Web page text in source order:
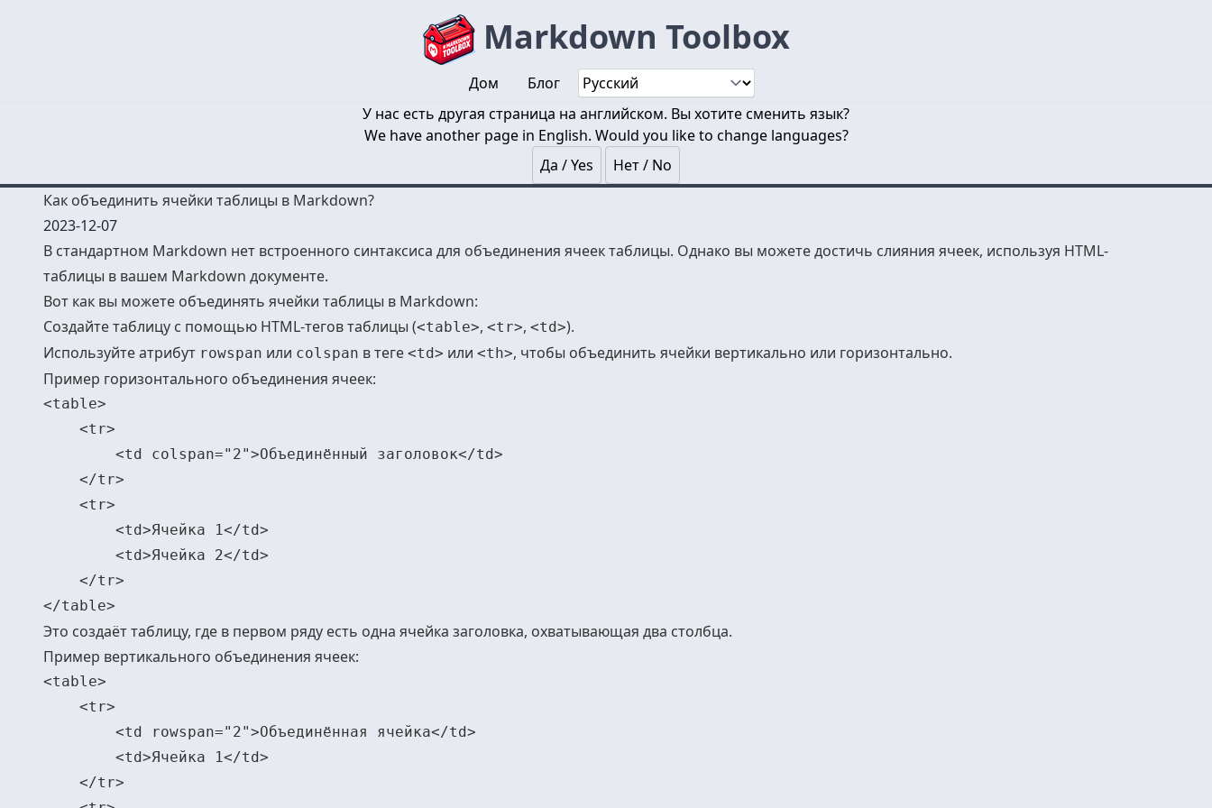
Markdown Toolbox
Дом
Блог
У нас есть другая страница на английском. Вы хотите сменить язык?
We have another page in English. Would you like to change languages?
Да / Yes
Нет / No
Как объединить ячейки таблицы в Markdown?
2023-12-07
В стандартном Markdown нет встроенного синтаксиса для объединения ячеек таблицы. Однако вы можете достичь слияния ячеек, используя HTML-
таблицы в вашем Markdown документе.
Вот как вы можете объединять ячейки таблицы в Markdown:
Создайте таблицу с помощью HTML-тегов таблицы (<table>, <tr>, <td>).
Используйте атрибут rowspan или colspan в теге <td> или <th>, чтобы объединить ячейки вертикально или горизонтально.
Пример горизонтального объединения ячеек:
<table>
    <tr>
        <td colspan="2">Объединённый заголовок</td>
    </tr>
    <tr>
        <td>Ячейка 1</td>
        <td>Ячейка 2</td>
    </tr>
Это создаёт таблицу, где в первом ряду есть одна ячейка заголовка, охватывающая два столбца.
Пример вертикального объединения ячеек:
<table>
    <tr>
        <td rowspan="2">Объединённая ячейка</td>
        <td>Ячейка 1</td>
    </tr>